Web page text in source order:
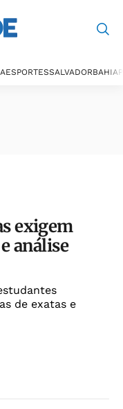
ESPORTESSALVADORBAHIA
exigem
análise
de exatas e